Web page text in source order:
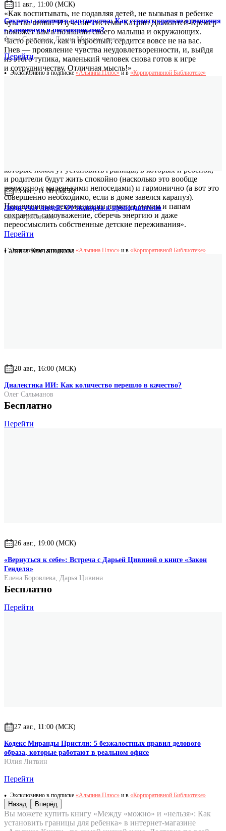
«Как воспитывать, не подавляя детей, не вызывая в ребенке
чувства вины? Изучение системы Катрин Дюмонтей-Кремер
поможет вам в познании своего малыша и окружающих.
Часто ребенок, как и взрослый, сердится вовсе не на вас.
Гнев — проявление чувства неудовлетворенности, и, выйдя
из этого тупика, маленький человек снова готов к игре
и сотрудничеству. Отличная мысль!»
которые помогут установить границы, в которых и ребенок,
и родители будут жить спокойно (насколько это вообще
возможно с маленькими непоседами) и гармонично (а вот это
совершенно необходимо, если в доме завелся карапуз).
Ненавязчивые рекомендации помогут мамам и папам
сохранить самоуважение, сберечь энергию и даже
переосмыслить собственные детские переживания».
Галина Касьяникова
11 авг., 11:00 (МСК)
Секреты успешного партнерства: Как строить крепкие отношения
с клиентами и поставщиками?
Анна Савицкая, Лидия Мирошниченко
Перейти
Эксклюзивно в подписке«Альпина.Плюс»и в «Корпоративной Библиотеке»
13 авг., 11:00 (МСК)
Люди учат людей: От эксперта к преподавателю
Анна Грибанова
Перейти
Эксклюзивно в подписке «Альпина.Плюс» и в «Корпоративной Библиотеке»
20 авг., 16:00 (МСК)
Диалектика ИИ: Как количество перешло в качество?
Олег Сальманов
Бесплатно
Перейти
26 авг., 19:00 (МСК)
«Вернуться к себе»: Встреча с Дарьей Цивиной о книге «Закон
Генделя»
Елена Боровлева, Дарья Цивина
Бесплатно
Перейти
27 авг., 11:00 (МСК)
Кодекс Миранды Пристли: 5 безжалостных правил делового
образа, которые работают в реальном офисе
Юлия Литвин
Перейти
Эксклюзивно в подписке «Альпина.Плюс» и в «Корпоративной Библиотеке»
Назад Вперёд
Вы можете купить книгу «Между «можно» и «нельзя»: Как
установить границы для ребенка» в интернет-магазине